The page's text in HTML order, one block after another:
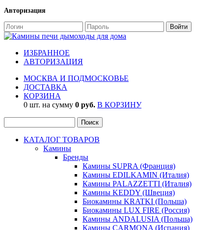
Авторизация
ИЗБРАННОЕ
АВТОРИЗАЦИЯ
МОСКВА И ПОДМОСКОВЬЕ
ДОСТАВКА
КОРЗИНА
0 шт. на сумму 0 руб. В КОРЗИНУ
КАТАЛОГ ТОВАРОВ
Камины
Бренды
Камины SUPRA (Франция)
Камины EDILKAMIN (Италия)
Камины PALAZZETTI (Италия)
Камины KEDDY (Швеция)
Биокамины KRATKI (Польша)
Биокамины LUX FIRE (Россия)
Камины ANDALUSIA (Польша)
Камины CARMONA (Испания)